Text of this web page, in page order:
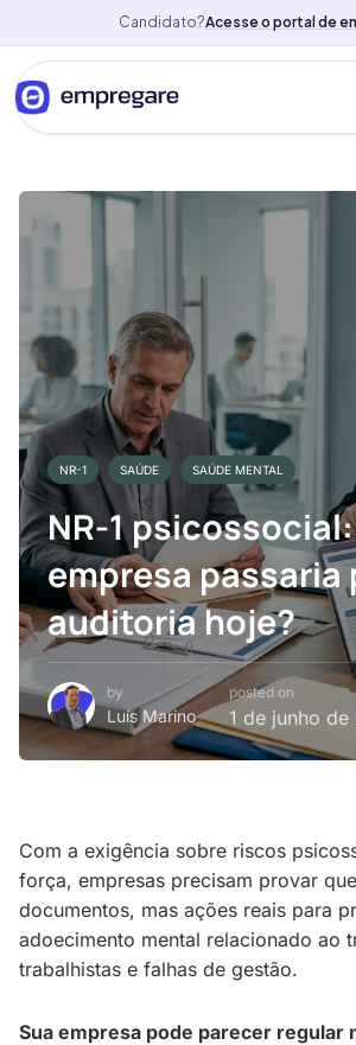
Candidato?Acesse o portal de
NR-1 SAÚDE SAÚDE MENTAL
NR-1
empresa passaria
auditoria hoje?
by
Luís Marino
posted on
1 de junho de
Com a exigência sobre riscos
força, empresas precisam provar
documentos, mas ações reais para
adoecimento mental relacionado ao
trabalhistas e falhas de gestão.
Sua empresa pode parecer regular